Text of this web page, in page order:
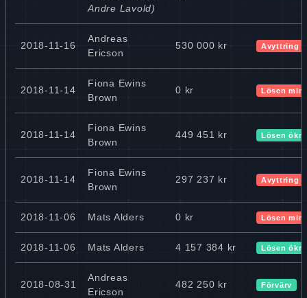
Andre Lavold)
2018-11-16
Andreas
Ericson
530 000 kr Avyttring
2018-11-14
Fiona Ewins
Brown
0 kr Lösen
2018-11-14
Fiona Ewins
Brown
449 451 kr Lösen
2018-11-14
Fiona Ewins
Brown
297 237 kr Avyttring
2018-11-06 Mats Alders 0 kr Lösen
2018-11-06 Mats Alders 4 157 384 kr Lösen
2018-08-31
Andreas
Ericson
482 250 kr Förvärv